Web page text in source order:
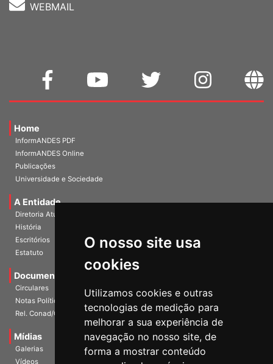
O nosso site usa
cookies
Utilizamos cookies e outras
tecnologias de medição para
melhorar a sua experiência de
navegação no nosso site, de
forma a mostrar conteúdo
WEBMAIL
Home
InformANDES PDF
InformANDES Online
Publicações
Universidade e Sociedade
A Entidade
Diretoria Atual
História
Escritórios
Estatuto
Documentos
Circulares
Notas Políticas
Rel. Conad/Congresso
Mídias
Galerias
Vídeos